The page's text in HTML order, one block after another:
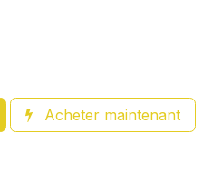
Acheter maintenant